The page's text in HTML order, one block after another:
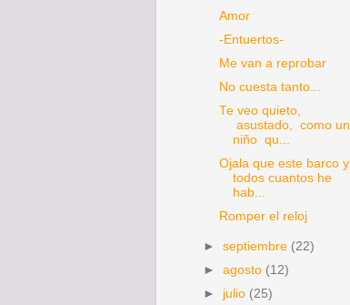
Amor
-Entuertos-
Me van a reprobar
No cuesta tanto...
Te veo quieto,
asustado, como un
niño qu...
Ojala que este barco y
todos cuantos he
hab...
Romper el reloj
►septiembre (22)
►agosto (12)
► julio (25)